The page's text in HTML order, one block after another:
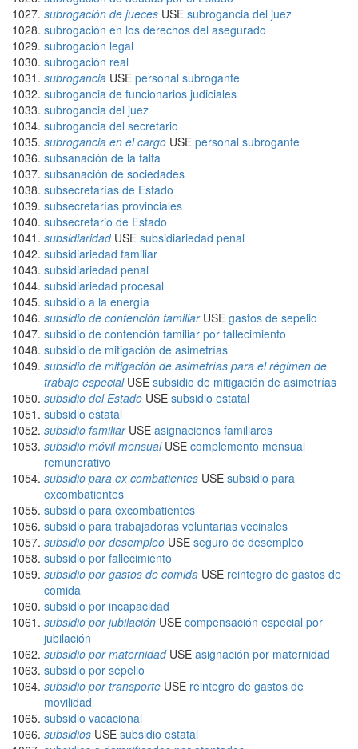
subrogación de jueces USE subrogancia del juez
subrogación en los derechos del asegurado
subrogación legal
subrogación real
subrogancia USE personal subrogante
subrogancia de funcionarios judiciales
subrogancia del juez
subrogancia del secretario
subrogancia en el cargo USE personal subrogante
subsanación de la falta
subsanación de sociedades
subsecretarías de Estado
subsecretarías provinciales
subsecretario de Estado
subsidiaridadUSE subsidiariedad penal
subsidiariedad familiar
subsidiariedad penal
subsidiariedad procesal
subsidio a la energía
subsidio de contención familiarUSE gastos de sepelio
subsidio de contención familiar por fallecimiento
subsidio de mitigación de asimetrías
subsidio de mitigación de asimetrías para el régimen de
trabajo especialUSE subsidio de mitigación de asimetrías
subsidio del Estado USE subsidio estatal
subsidio estatal
subsidio familiarUSE asignaciones familiares
subsidio móvil mensualUSE complemento mensual
remunerativo
subsidio para ex combatientes USE subsidio para
excombatientes
subsidio para excombatientes
subsidio para trabajadoras voluntarias vecinales
subsidio por desempleo USE seguro de desempleo
subsidio por fallecimiento
subsidio por gastos de comida USE reintegro de gastos de
comida
subsidio por incapacidad
subsidio por jubilación USE compensación especial por
jubilación
subsidio por maternidadUSE asignación por maternidad
subsidio por sepelio
subsidio por transporte USE reintegro de gastos de
movilidad
subsidio vacacional
subsidios USE subsidio estatal